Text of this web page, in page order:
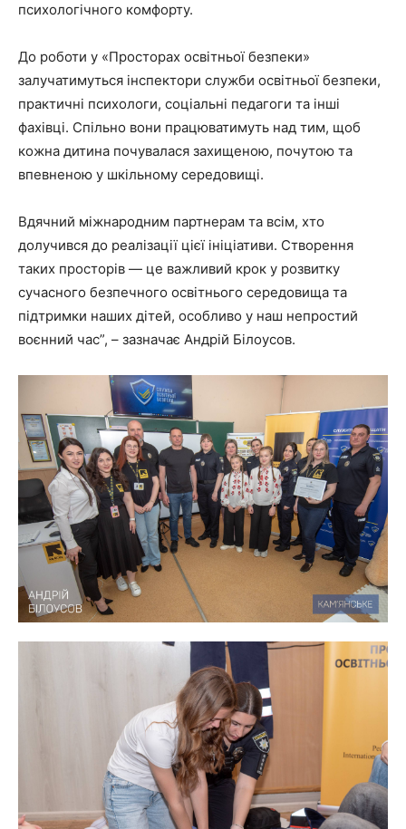
психологічного комфорту.
До роботи у «Просторах освітньої безпеки»
залучатимуться інспектори служби освітньої безпеки,
практичні психологи, соціальні педагоги та інші
фахівці. Спільно вони працюватимуть над тим, щоб
кожна дитина почувалася захищеною, почутою та
впевненою у шкільному середовищі.
Вдячний міжнародним партнерам та всім, хто
долучився до реалізації цієї ініціативи. Створення
таких просторів — це важливий крок у розвитку
сучасного безпечного освітнього середовища та
підтримки наших дітей, особливо у наш непростий
воєнний час”, – зазначає Андрій Білоусов.